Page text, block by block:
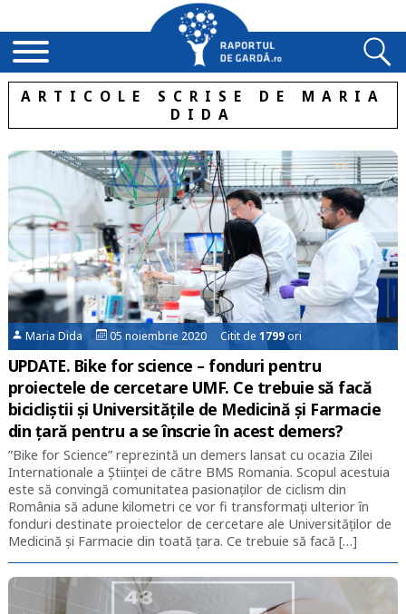
ARTICOLE SCRISE DE MARIA
DIDA
Maria Dida 05 noiembrie 2020 Citit de1799ori
UPDATE. Bike for science – fonduri pentru
proiectele de cercetare UMF. Ce trebuie să facă
bicicliștii și Universitățile de Medicină și Farmacie
din țară pentru a se înscrie în acest demers?
”Bike for Science” reprezintă un demers lansat cu ocazia Zilei
Internationale a Științei de către BMS Romania. Scopul acestuia
este să convingă comunitatea pasionaților de ciclism din
România să adune kilometri ce vor fi transformați ulterior în
fonduri destinate proiectelor de cercetare ale Universităților de
Medicină și Farmacie din toată țara. Ce trebuie să facă […]